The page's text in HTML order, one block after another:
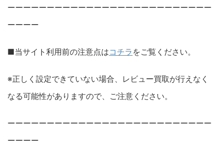
ーーーーーーーーーーーーーーーーーーーーーーーーーー
ーーーー
■当サイト利用前の注意点はコチラ をご覧ください。
※正しく設定できていない場合、レビュー買取が行えなく
なる可能性がありますので、ご注意ください。
ーーーーーーーーーーーーーーーーーーーーーーーーーー
ーーーー